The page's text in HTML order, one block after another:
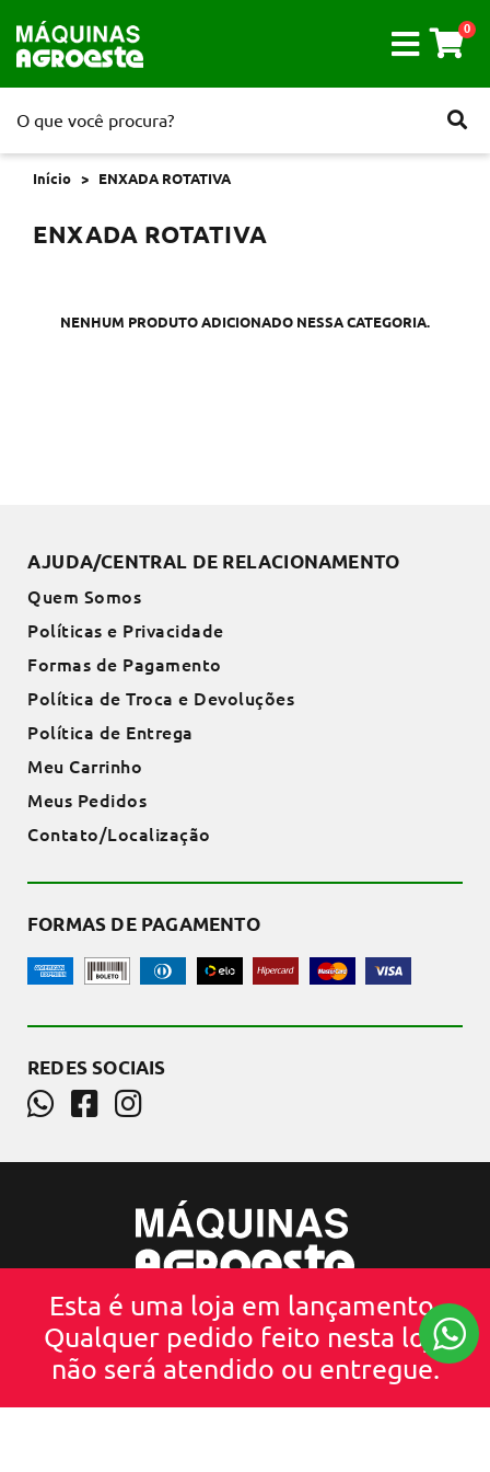
Esta é uma loja em lançamento.
Qualquer pedido feito nesta loja
não será atendido ou entregue.
0
Início ENXADA ROTATIVA
ENXADA ROTATIVA
NENHUM PRODUTO ADICIONADO NESSA CATEGORIA.
AJUDA/CENTRAL DE RELACIONAMENTO
Quem Somos
Políticas e Privacidade
Formas de Pagamento
Política de Troca e Devoluções
Política de Entrega
Meu Carrinho
Meus Pedidos
Contato/Localização
FORMAS DE PAGAMENTO
REDES SOCIAIS
CNPJ: 75526038000100
(45) 3225-3332
(45) 3225-3332
Rua Erechim ,984 - Centro - Cascavel - PR